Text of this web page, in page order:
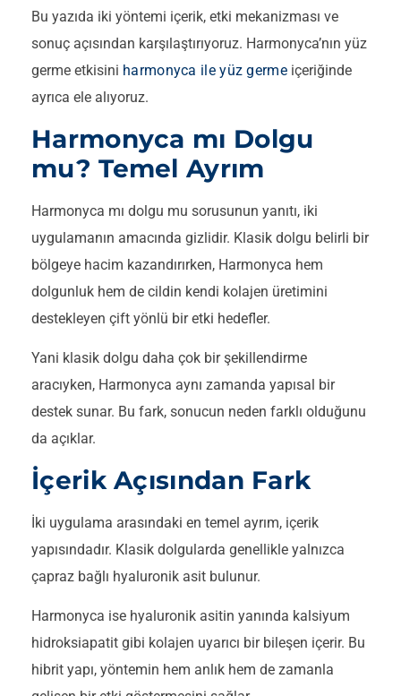
Bu yazıda iki yöntemi içerik, etki mekanizması ve
sonuç açısından karşılaştırıyoruz. Harmonyca’nın yüz
germe etkisini harmonyca ile yüz germeiçeriğinde
ayrıca ele alıyoruz.
Harmonyca mı Dolgu
mu? Temel Ayrım
Harmonyca mı dolgu mu sorusunun yanıtı, iki
uygulamanın amacında gizlidir. Klasik dolgu belirli bir
bölgeye hacim kazandırırken, Harmonyca hem
dolgunluk hem de cildin kendi kolajen üretimini
destekleyen çift yönlü bir etki hedefler.
Yani klasik dolgu daha çok bir şekillendirme
aracıyken, Harmonyca aynı zamanda yapısal bir
destek sunar. Bu fark, sonucun neden farklı olduğunu
da açıklar.
İçerik Açısından Fark
İki uygulama arasındaki en temel ayrım, içerik
yapısındadır. Klasik dolgularda genellikle yalnızca
çapraz bağlı hyaluronik asit bulunur.
Harmonyca ise hyaluronik asitin yanında kalsiyum
hidroksiapatit gibi kolajen uyarıcı bir bileşen içerir. Bu
hibrit yapı, yöntemin hem anlık hem de zamanla